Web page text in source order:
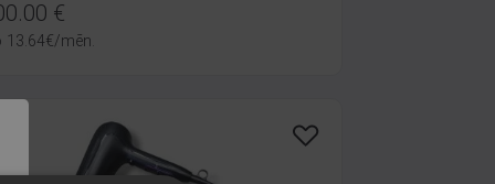
€
13.64€/mēn.